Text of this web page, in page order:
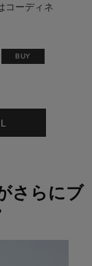
コーディネ
BUY
さらにブ